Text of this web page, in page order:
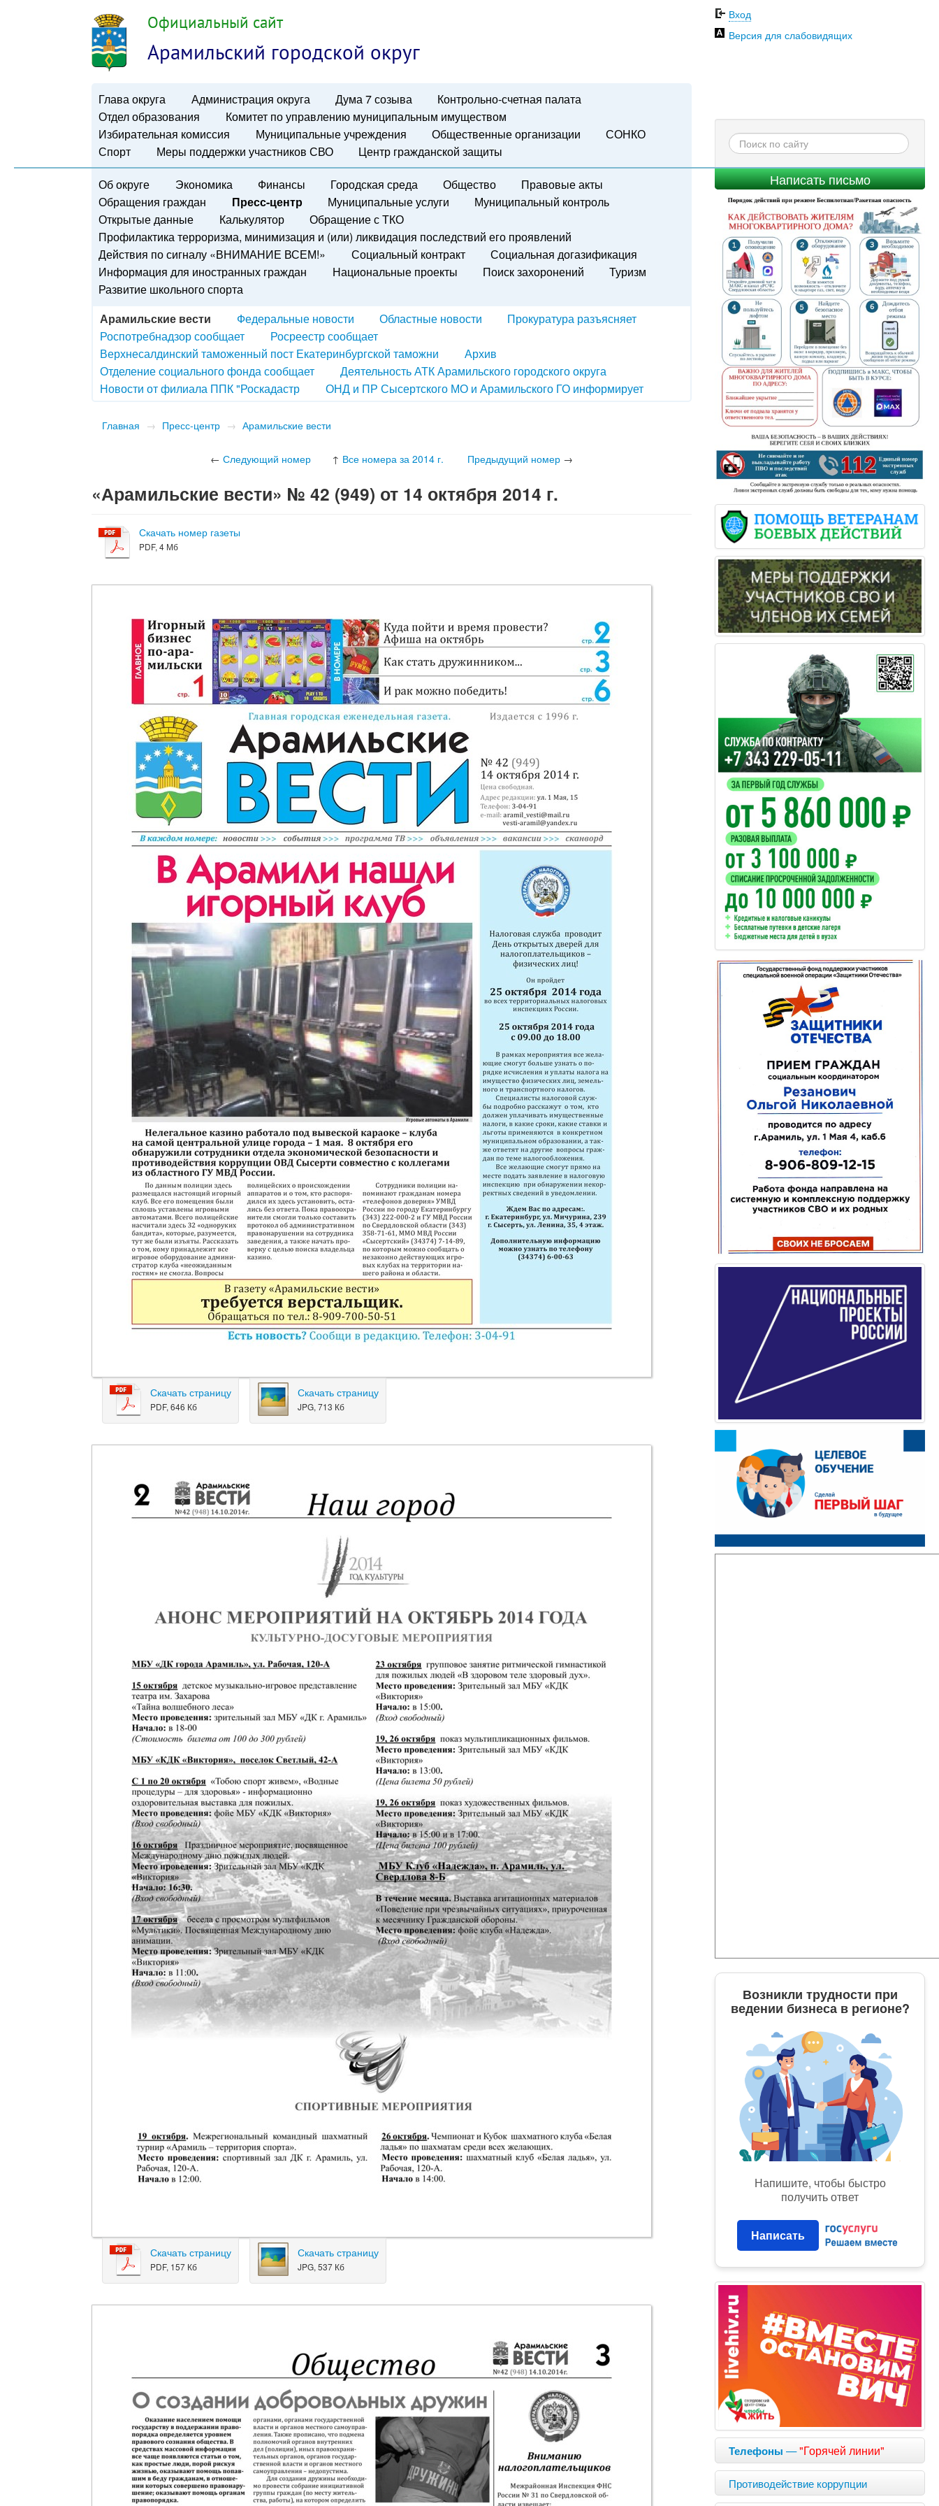
Официальный сайт
Арамильский городской округ
Глава округа Администрация округа Дума 7 созыва
Контрольно-счетная палата
Отдел образования
Комитет по управлению муниципальным имуществом
Избирательная комиссия
Муниципальные учреждения Общественные организации
СОНКО
Спорт
Меры поддержки участников СВО Центр гражданской защиты
Вход
Версия для слабовидящих
Написать письмо
Об округе Экономика Финансы Городская среда Общество
Правовые акты
Обращения граждан
Пресс-центр Муниципальные услуги
Муниципальный контроль
Открытые данные
Калькулятор
Обращение с ТКО
Профилактика терроризма, минимизация и (или) ликвидация последствий его проявлений
Действия по сигналу «ВНИМАНИЕ ВСЕМ!»
Социальный контракт
Социальная догазификация
Информация для иностранных граждан
Национальные проекты Поиск захоронений
Туризм
Развитие школьного спорта
Арамильские вести
Федеральные новости Областные новости
Прокуратура разъясняет
Роспотребнадзор сообщает
Росреестр сообщает
Верхнесалдинский таможенный пост Екатеринбургской таможни
Архив
Отделение социального фонда сообщает
Деятельность АТК Арамильского городского округа
Новости от филиала ППК "Роскадастр
ОНД и ПР Сысертского МО и Арамильского ГО информирует
Главная → Пресс-центр → Арамильские вести
←Следующий номер ↑ Все номера за 2014 г. Предыдущий номер →
«Арамильские вести» № 42 (949) от 14 октября 2014 г.
Скачать номер газеты
PDF, 4 Мб
Скачать страницу
PDF, 646 Кб
Скачать страницу
JPG, 713 Кб
Скачать страницу
PDF, 157 Кб
Скачать страницу
JPG, 537 Кб
Возникли трудности при
ведении бизнеса в регионе?
Напишите, чтобы быстро
получить ответ
Написать
Телефоны —"Горячей линии"
Противодействие коррупции